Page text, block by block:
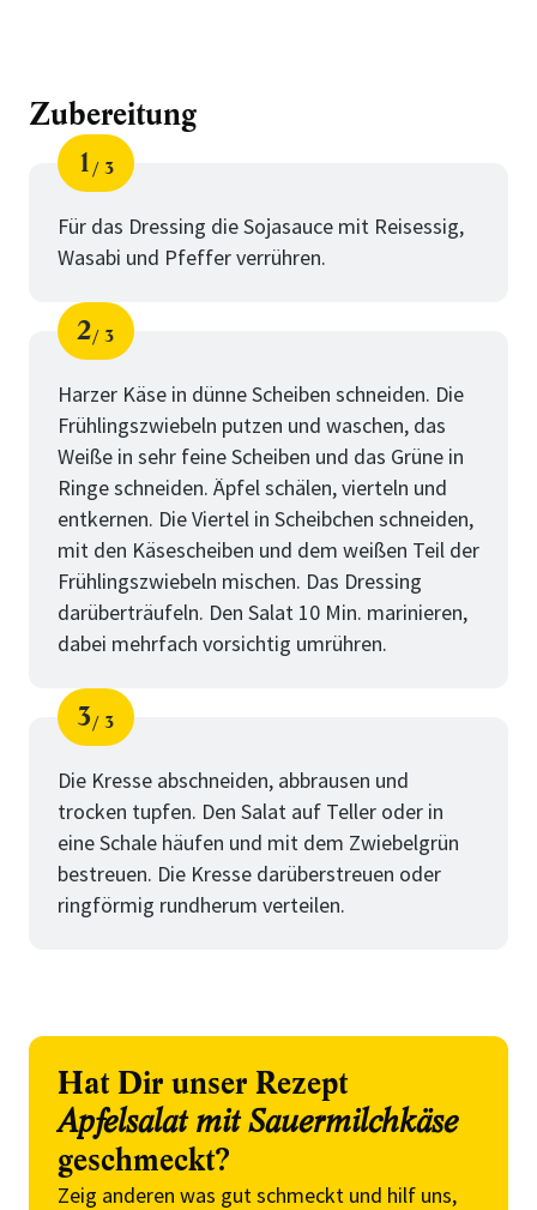
Zubereitung
Schritt
1
von
3
Für das Dressing die Sojasauce mit Reisessig,
Wasabi und Pfeffer verrühren.
Schritt
2
von
3
Harzer Käse in dünne Scheiben schneiden. Die
Frühlingszwiebeln putzen und waschen, das
Weiße in sehr feine Scheiben und das Grüne in
Ringe schneiden. Äpfel schälen, vierteln und
entkernen. Die Viertel in Scheibchen schneiden,
mit den Käsescheiben und dem weißen Teil der
Frühlingszwiebeln mischen. Das Dressing
darüberträufeln. Den Salat 10 Min. marinieren,
dabei mehrfach vorsichtig umrühren.
Schritt
3
von
3
Die Kresse abschneiden, abbrausen und
trocken tupfen. Den Salat auf Teller oder in
eine Schale häufen und mit dem Zwiebelgrün
bestreuen. Die Kresse darüberstreuen oder
ringförmig rundherum verteilen.
Hat Dir unser Rezept
Apfelsalat mit Sauermilchkäse
geschmeckt?
Zeig anderen was gut schmeckt und hilf uns,